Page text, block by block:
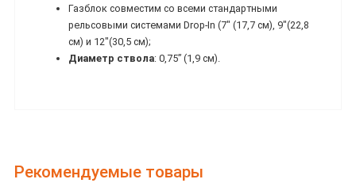
Газблок совместим со всеми стандартными
рельсовыми системами Drop-In (7" (17,7 см), 9"(22,8
см) и 12"(30,5 см);
Диаметр ствола: 0,75” (1,9 см).
Рекомендуемые товары